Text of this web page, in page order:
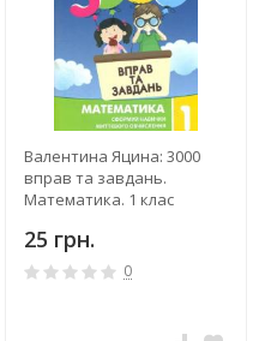
Валентина Яцина: 3000
вправ та завдань.
Математика. 1 клас
25 грн.
0